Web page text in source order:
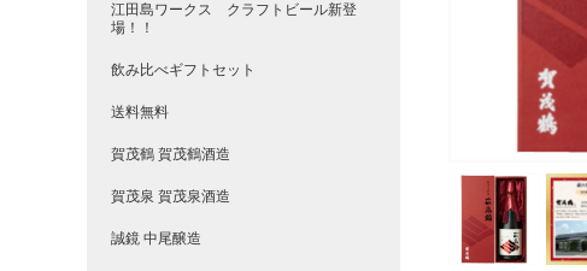
江田島ワークス クラフトビール新登
場！！
飲み比べギフトセット
送料無料
賀茂鶴 賀茂鶴酒造
賀茂泉 賀茂泉酒造
誠鏡 中尾醸造